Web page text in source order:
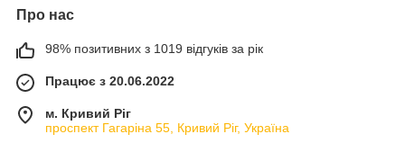
Про нас
98% позитивних з 1019 відгуків за рік
Працює з 20.06.2022
м. Кривий Ріг
проспект Гагаріна 55, Кривий Ріг, Україна